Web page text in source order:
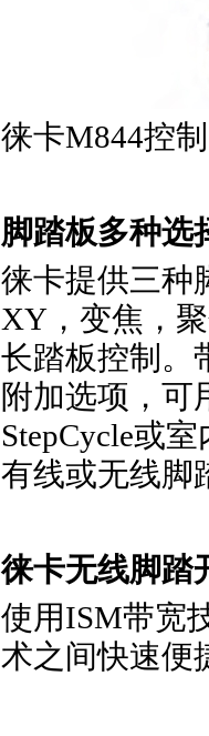
徕卡M844控
脚踏板多种选
徕卡提供三种
XY，变焦，
长踏板控制。
附加选项，可
StepCycle或
有线或无线脚
徕卡无线脚踏
使用ISM带宽
术之间快速便